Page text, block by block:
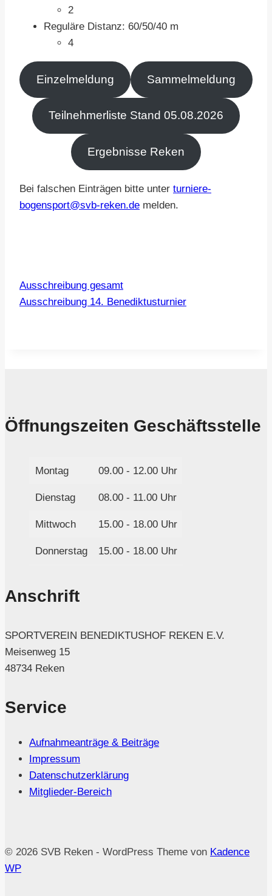
2
Reguläre Distanz: 60/50/40 m
4
Einzelmeldung Sammelmeldung
Teilnehmerliste Stand 05.08.2026
Ergebnisse Reken
Bei falschen Einträgen bitte unter turniere-
bogensport@svb-reken.de melden.
Ausschreibung gesamt
Ausschreibung 14. Benediktusturnier
Öffnungszeiten Geschäftsstelle
Montag 09.00 - 12.00 Uhr
Dienstag 08.00 - 11.00 Uhr
Mittwoch 15.00 - 18.00 Uhr
Donnerstag 15.00 - 18.00 Uhr
Anschrift
SPORTVEREIN BENEDIKTUSHOF REKEN E.V.
Meisenweg 15
48734 Reken
Service
Aufnahmeanträge & Beiträge
Impressum
Datenschutzerklärung
Mitglieder-Bereich
© 2026 SVB Reken - WordPress Theme von Kadence
WP